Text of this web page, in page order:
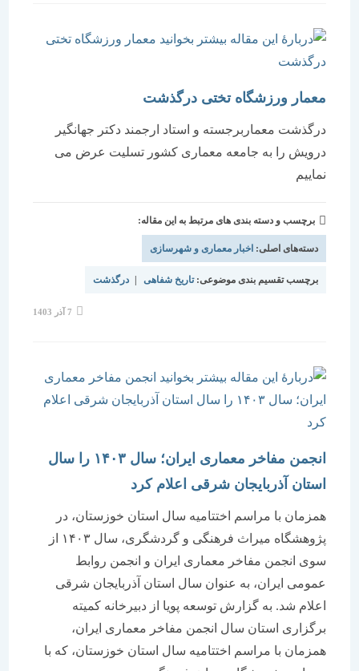
معمار ورزشگاه تختی درگذشت
درگذشت معماربرجسته و استاد ارجمند دکتر جهانگیر
درویش را به جامعه معماری کشور تسلیت عرض می
برچسب و دسته بندی های مرتبط به این مقاله:
دسته‌های اصلی:اخبار معماری و شهرسازی
برچسب تقسیم بندی موضوعی:تاریخ شفاهی | درگذشت
انجمن مفاخر معماری ایران؛ سال ۱۴۰۳ را سال
استان آذربایجان شرقی اعلام کرد
همزمان با مراسم اختتامیه سال استان خوزستان، در
پژوهشگاه میراث فرهنگی و گردشگری، سال ۱۴۰۳ از
سوی انجمن مفاخر معماری ایران و انجمن روابط
عمومی ایران، به عنوان سال استان آذربایجان شرقی
اعلام شد. به گزارش توسعه پویا از دبیرخانه کمیته
برگزاری استان سال انجمن مفاخر معماری ایران،
همزمان با مراسم اختتامیه سال استان خوزستان، که با